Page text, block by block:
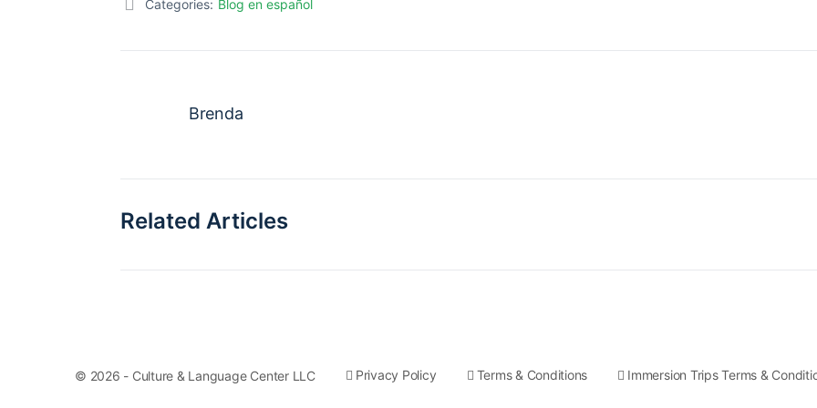
Categories: Blog en español
Brenda
Related Articles
© 2026 - Culture & Language Center LLC Privacy Policy Terms & Conditions Immersion Trips Terms &